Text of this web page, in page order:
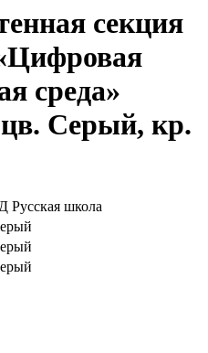
секция
среда»
Серый, кр.
Русская школа